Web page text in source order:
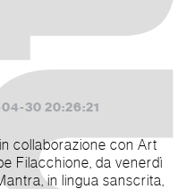
30 20:26:21
collaborazione con Art
Filacchione, da venerdì
in lingua sanscrita,